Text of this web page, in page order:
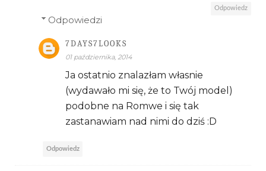
Odpowiedz
Odpowiedzi
7DAYS7LOOKS
01 października, 2014
Ja ostatnio znalazłam własnie
(wydawało mi się, że to Twój model)
podobne na Romwe i się tak
zastanawiam nad nimi do dziś :D
Odpowiedz